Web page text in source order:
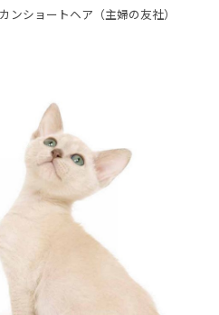
ショートヘア（主婦の友社）